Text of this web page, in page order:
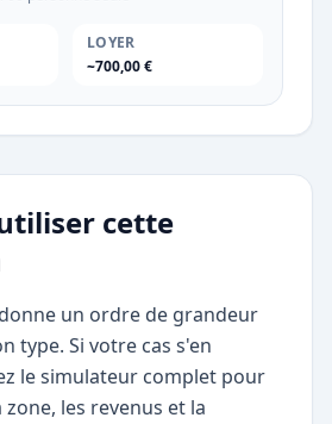
LOYER
~700,00 €
cette
un ordre de grandeur
type. Si votre cas s'en
le simulateur complet pour
les revenus et la